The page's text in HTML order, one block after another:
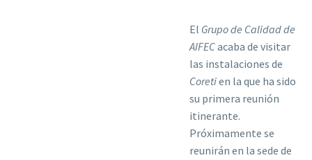
El Grupo de Calidad de
AIFECacaba de visitar
las instalaciones de
Coretien la que ha sido
su primera reunión
itinerante.
Próximamente se
reunirán en la sede de